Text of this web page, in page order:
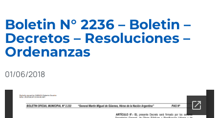
Boletin N° 2236 – Boletin –
Decretos – Resoluciones –
Ordenanzas
01/06/2018